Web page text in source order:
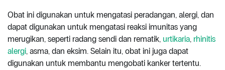
Obat ini digunakan untuk mengatasi peradangan, alergi, dan
dapat digunakan untuk mengatasi reaksi imunitas yang
merugikan, seperti radang sendi dan rematik, urtikaria, rhinitis
alergi, asma, dan eksim. Selain itu, obat ini juga dapat
digunakan untuk membantu mengobati kanker tertentu.